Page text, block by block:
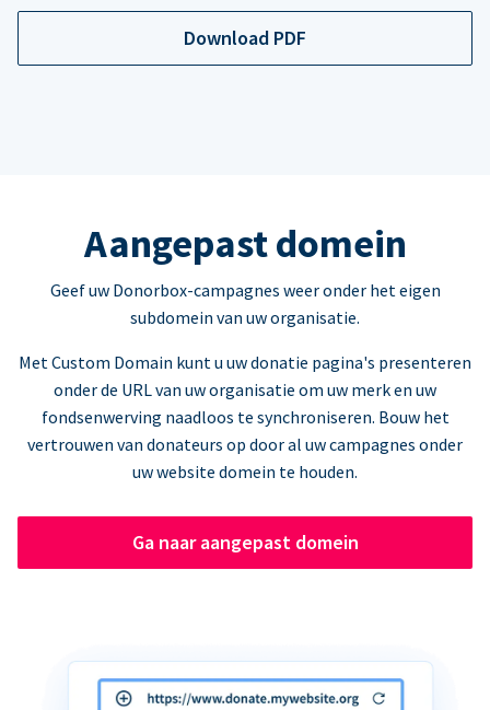
Download PDF
Aangepast domein
Geef uw Donorbox-campagnes weer onder het eigen
subdomein van uw organisatie.
Met Custom Domain kunt u uw donatie pagina's presenteren
onder de URL van uw organisatie om uw merk en uw
fondsenwerving naadloos te synchroniseren. Bouw het
vertrouwen van donateurs op door al uw campagnes onder
uw website domein te houden.
Ga naar aangepast domein